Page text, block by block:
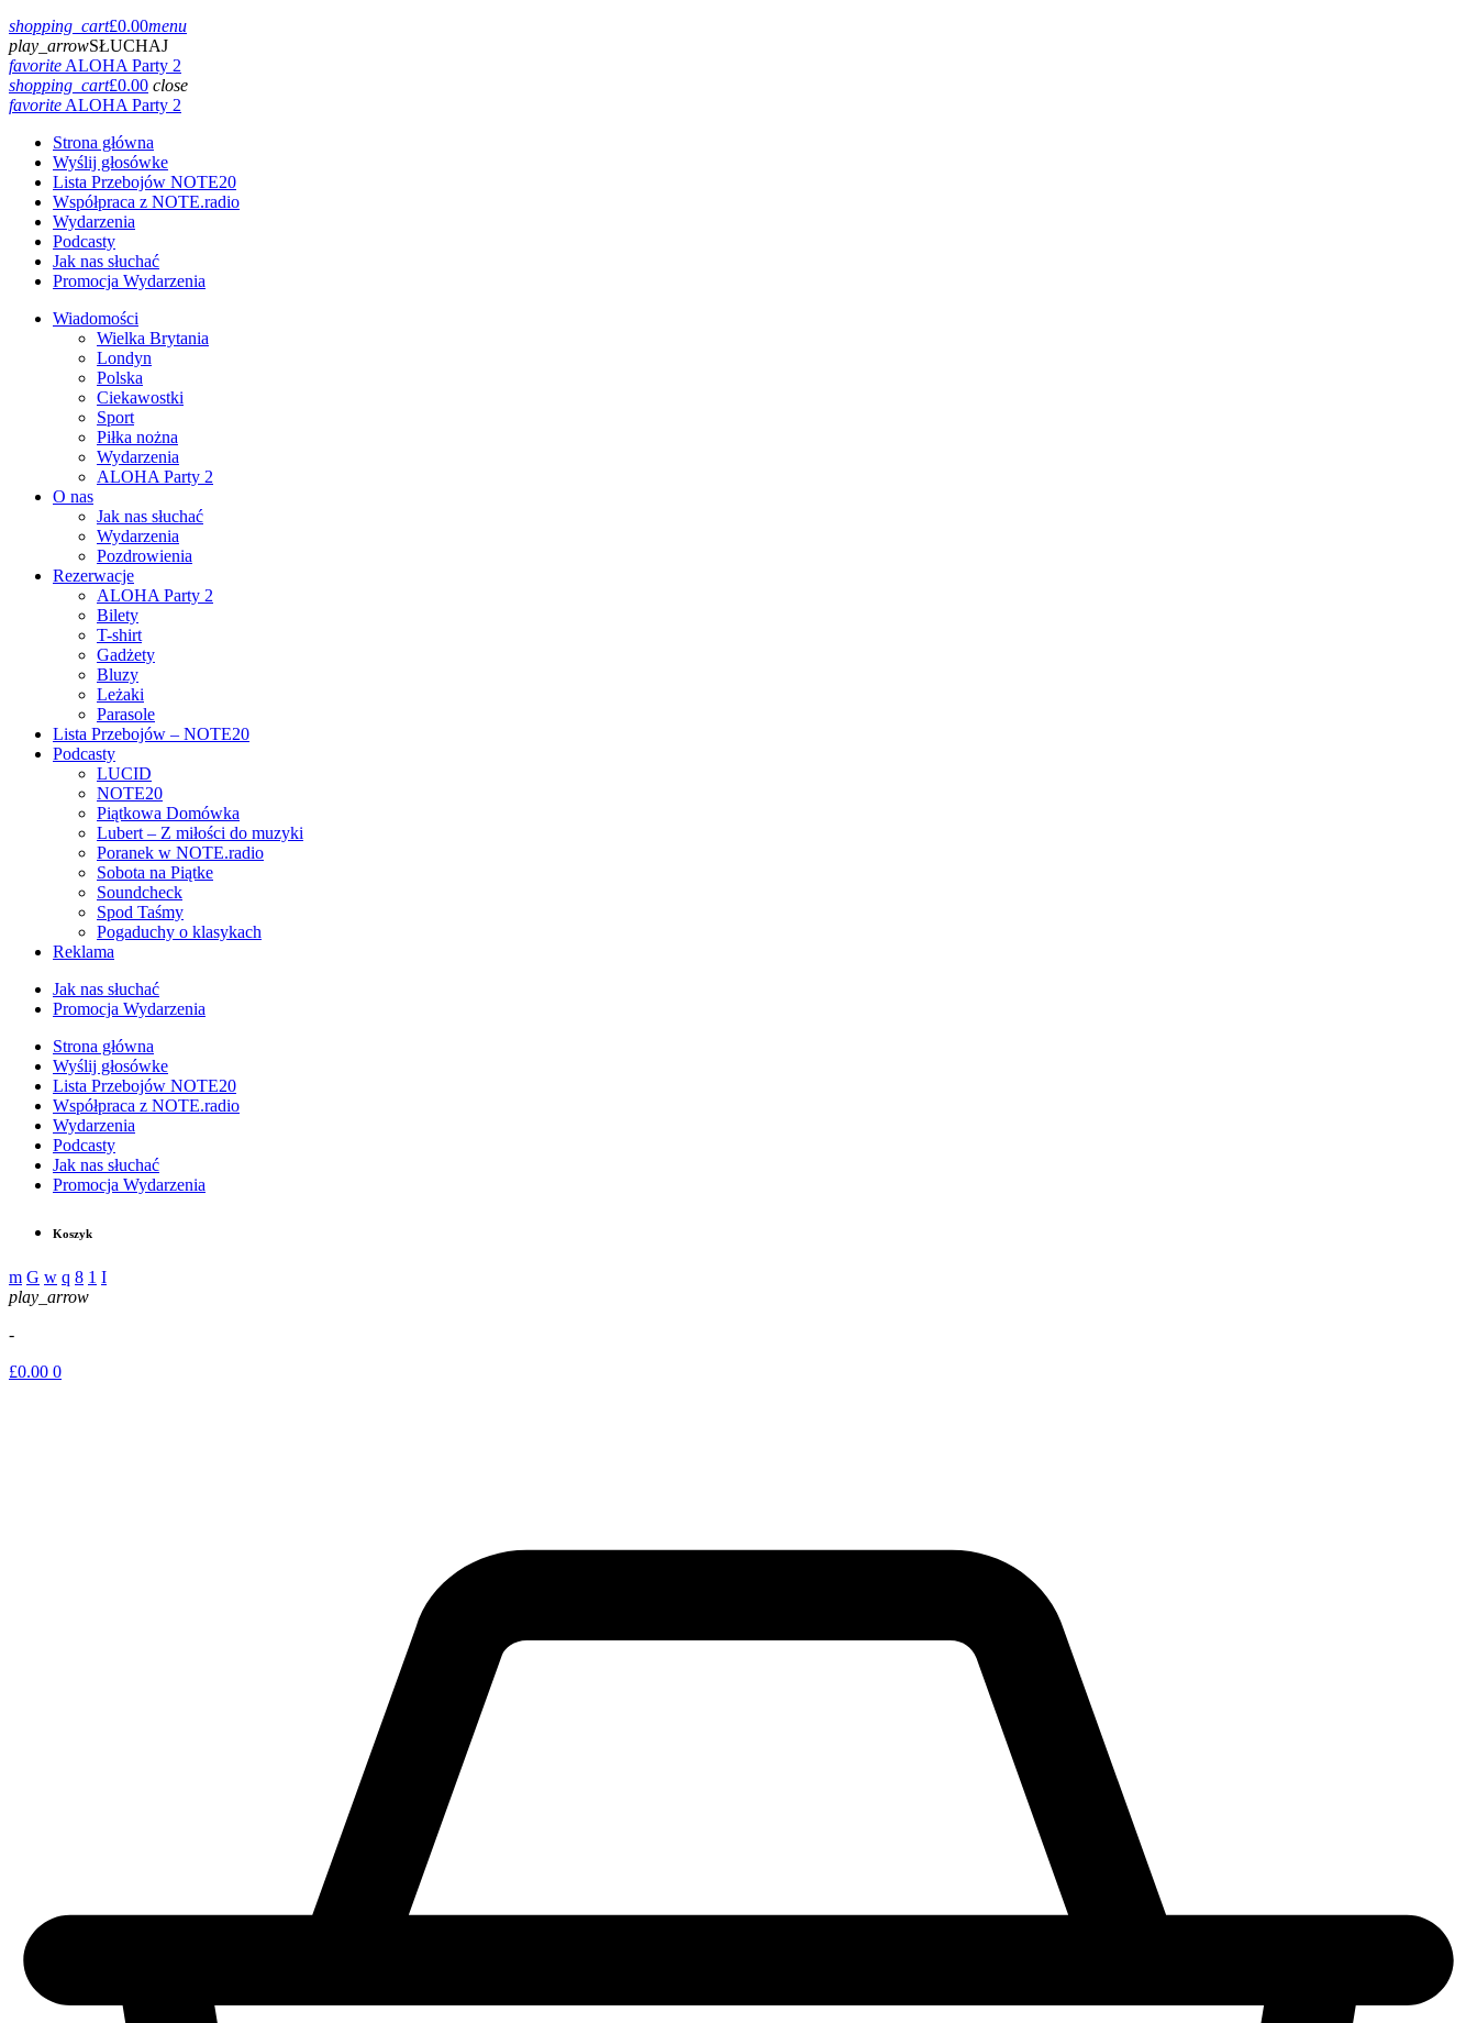
shopping_cart£0.00menu
play_arrowSŁUCHAJ
favoriteALOHA Party 2
shopping_cart£0.00 close
favoriteALOHA Party 2
Strona główna
Wyślij głosówke
Lista Przebojów NOTE20
Współpraca z NOTE.radio
Wydarzenia
Podcasty
Jak nas słuchać
Promocja Wydarzenia
Wiadomości
Wielka Brytania
Londyn
Polska
Ciekawostki
Sport
Piłka nożna
Wydarzenia
ALOHA Party 2
O nas
Jak nas słuchać
Wydarzenia
Pozdrowienia
Rezerwacje
ALOHA Party 2
Bilety
T-shirt
Gadżety
Bluzy
Leżaki
Parasole
Lista Przebojów – NOTE20
Podcasty
LUCID
NOTE20
Piątkowa Domówka
Lubert – Z miłości do muzyki
Poranek w NOTE.radio
Sobota na Piątke
Soundcheck
Spod Taśmy
Pogaduchy o klasykach
Reklama
Jak nas słuchać
Promocja Wydarzenia
Strona główna
Wyślij głosówke
Lista Przebojów NOTE20
Współpraca z NOTE.radio
Wydarzenia
Podcasty
Jak nas słuchać
Promocja Wydarzenia
Koszyk
play_arrow
-
£0.00 0